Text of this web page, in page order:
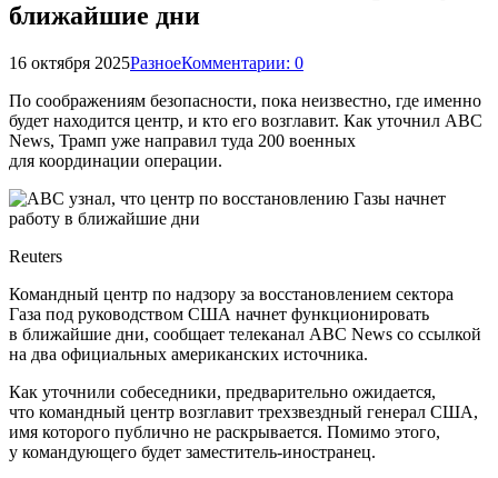
ближайшие дни
16 октября 2025РазноеКомментарии: 0
По соображениям безопасности, пока неизвестно, где именно
будет находится центр, и кто его возглавит. Как уточнил ABC
News, Трамп уже направил туда 200 военных
для координации операции.
Reuters
Командный центр по надзору за восстановлением сектора
Газа под руководством США начнет функционировать
в ближайшие дни, сообщает телеканал ABC News со ссылкой
на два официальных американских источника.
Как уточнили собеседники, предварительно ожидается,
что командный центр возглавит трехзвездный генерал США,
имя которого публично не раскрывается. Помимо этого,
у командующего будет заместитель-иностранец.